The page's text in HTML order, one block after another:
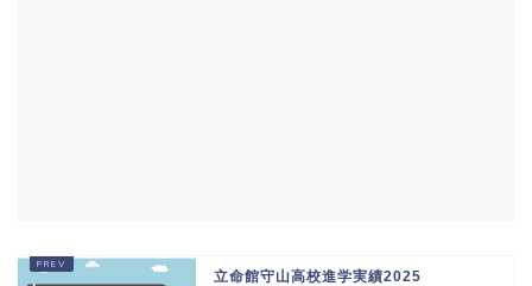
立命館守山高校進学実績2025